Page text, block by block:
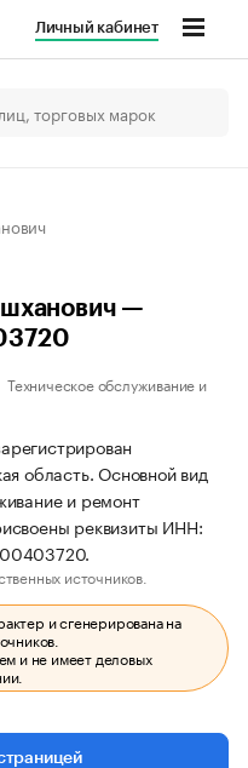
Личный кабинет
—
Техническое обслуживание и
область. Основной вид
и ремонт
реквизиты ИНН:
источников.
и сгенерирована на
и не имеет деловых